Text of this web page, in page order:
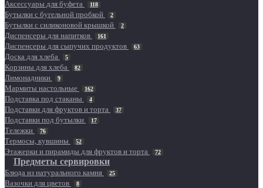
Аксессуары для буфета 118
Бутылки с бугельной пробкой 2
Бутылки с силиконовой крышкой 2
Диспенсеры для напитков 161
Диспенсеры для сыпучих продуктов 63
Доска для хлеба 5
Корзины для хлеба 82
Лимонадники 9
Мармиты настольные 162
Подставка под стаканы 4
Подставки для фруктов и торта 37
Подставки под бутылки 17
Тележки 76
Термосы, кувшины 52
Этажерки и пирамиды для фруктов и торта 72
Предметы сервировки
Блюда из натурального камня 25
Вазочки для цветов 8